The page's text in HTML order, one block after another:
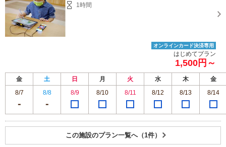
1時間
オンラインカード決済専用
はじめてプラン
1,500円～
金 土 日 月 火 水 木
金
8/7
8/8 8/9 8/10 8/11 8/12 8/13 8/14
この施設のプラン一覧へ（1件）